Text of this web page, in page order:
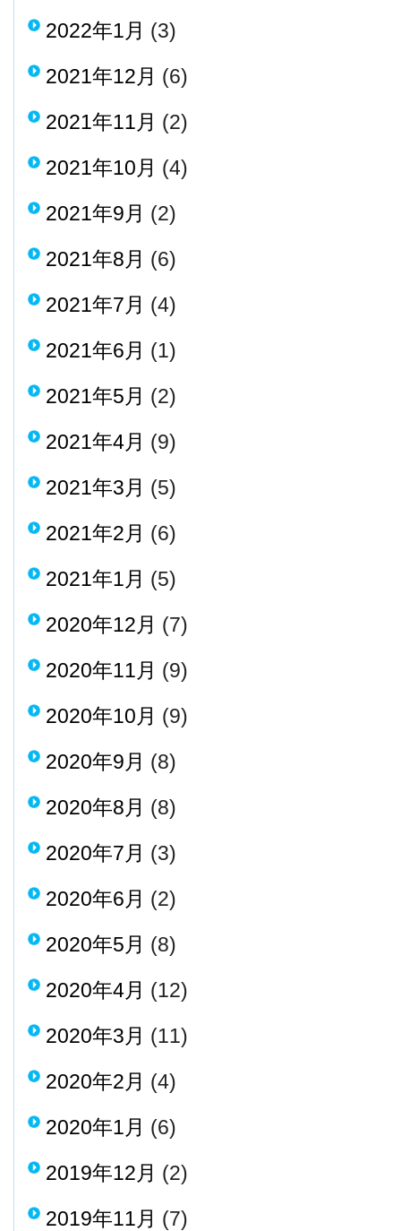
2022年1月 (3)
2021年12月 (6)
2021年11月 (2)
2021年10月 (4)
2021年9月 (2)
2021年8月 (6)
2021年7月 (4)
2021年6月 (1)
2021年5月 (2)
2021年4月 (9)
2021年3月 (5)
2021年2月 (6)
2021年1月 (5)
2020年12月 (7)
2020年11月 (9)
2020年10月 (9)
2020年9月 (8)
2020年8月 (8)
2020年7月 (3)
2020年6月 (2)
2020年5月 (8)
2020年4月 (12)
2020年3月 (11)
2020年2月 (4)
2020年1月 (6)
2019年12月 (2)
2019年11月 (7)